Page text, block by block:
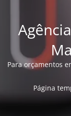
Para orçamentos
Página